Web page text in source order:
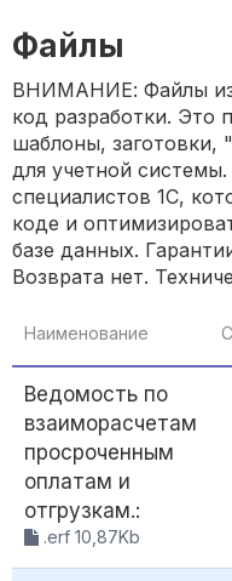
Файлы
ВНИМАНИЕ: Файлы из
код разработки. Это
шаблоны, заготовки,
для учетной
специалистов 1С,
коде и
базе данных.
Возврата нет.
Наименование
Ведомость по
взаиморасчетам
просроченным
оплатам и
отгрузкам.:
.erf 10,87Kb